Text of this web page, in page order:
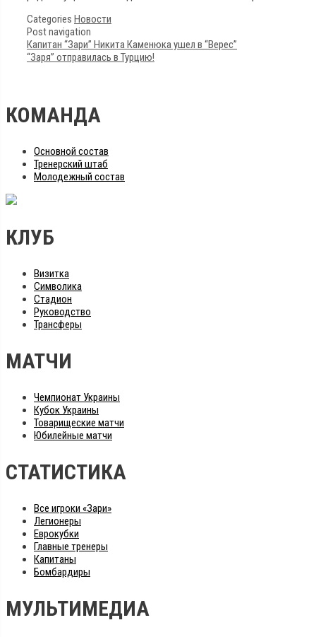
Categories Новости
Post navigation
Капитан “Зари” Никита Каменюка ушел в “Верес”
“Заря” отправилась в Турцию!
КОМАНДА
Основной состав
Тренерский штаб
Молодежный состав
КЛУБ
Визитка
Символика
Стадион
Руководство
Трансферы
МАТЧИ
Чемпионат Украины
Кубок Украины
Товарищеские матчи
Юбилейные матчи
СТАТИСТИКА
Все игроки «Зари»
Легионеры
Еврокубки
Главные тренеры
Капитаны
Бомбардиры
МУЛЬТИМЕДИА